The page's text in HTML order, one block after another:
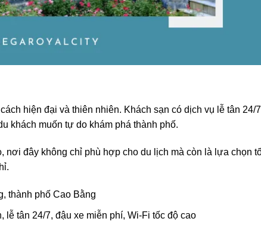
hiện đại và thiên nhiên. Khách sạn có dịch vụ lễ tân 24/
khách muốn tự do khám phá thành phố.
nơi đây không chỉ phù hợp cho du lịch mà còn là lựa chọn
thành phố Cao Bằng
lễ tân 24/7, đậu xe miễn phí, Wi-Fi tốc độ cao